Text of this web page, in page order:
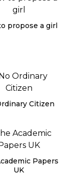
propose a girl
Citizen
Papers
UK